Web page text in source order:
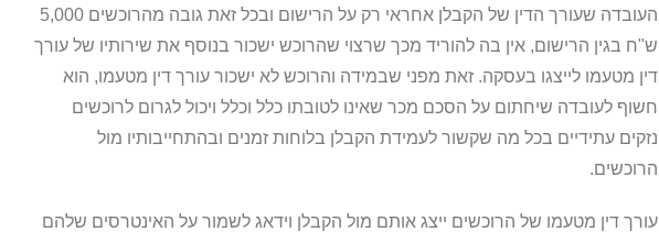
העובדה שעורך הדין של הקבלן אחראי רק על הרישום ובכל זאת גובה מהרוכשים 5,000
ש"ח בגין הרישום, אין בה להוריד מכך שרצוי שהרוכש ישכור בנוסף את שירותיו של עורך
דין מטעמו לייצגו בעסקה. זאת מפני שבמידה והרוכש לא ישכור עורך דין מטעמו, הוא
חשוף לעובדה שיחתום על הסכם מכר שאינו לטובתו כלל וכלל ויכול לגרום לרוכשים
נזקים עתידיים בכל מה שקשור לעמידת הקבלן בלוחות זמנים ובהתחייבותיו מול
הרוכשים.
עורך דין מטעמו של הרוכשים ייצג אותם מול הקבלן וידאג לשמור על האינטרסים שלהם